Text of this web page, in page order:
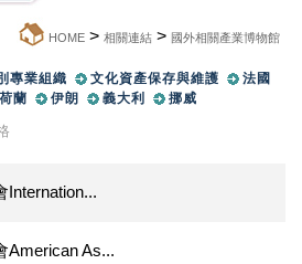
HOME > 相關連結 > 國外相關產業博物館
專業組織 文化資產保存與維護
法國
荷蘭 伊朗 義大利 挪威
Internation...
American As...